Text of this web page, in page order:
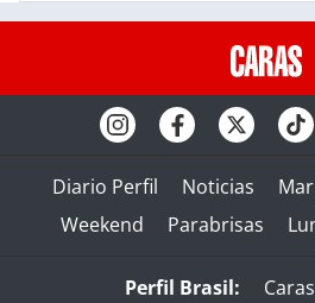
Diario Perfil Noticias
Weekend
Parabrisas
Perfil Brasil: Caras